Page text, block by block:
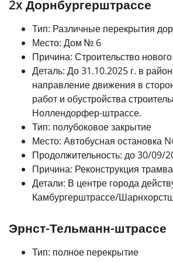
2x Дорнбургерштрассе
Тип: Различные перекрытия
Место: Дом № 6
Причина: Строительство
Деталь: До 31.10.2025 г. в
направление движения в
работ и обустройства
Ноллендорфер-штрассе.
Тип: полубоковое закрытие
Место: Автобусная остановка
Продолжительность: до 30/09/
Причина: Реконструкция
Детали: В центре города
Камбургерштрассе/
Эрнст-Тельманн-штрассе
Тип: полное перекрытие